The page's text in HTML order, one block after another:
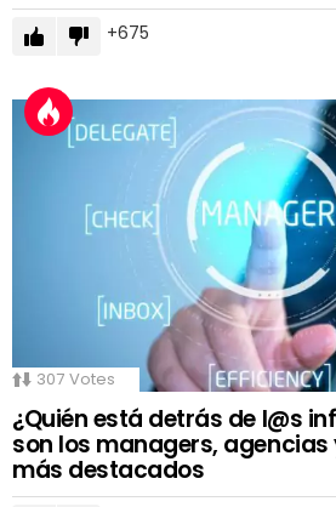
675
307 Votes
¿Quién está detrás de l@s
son los managers,
más destacados